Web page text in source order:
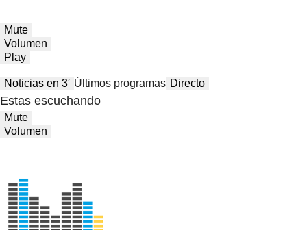
Mute
Volumen
Play
Noticias en 3′ Últimos programas Directo
Estas escuchando
Mute
Volumen